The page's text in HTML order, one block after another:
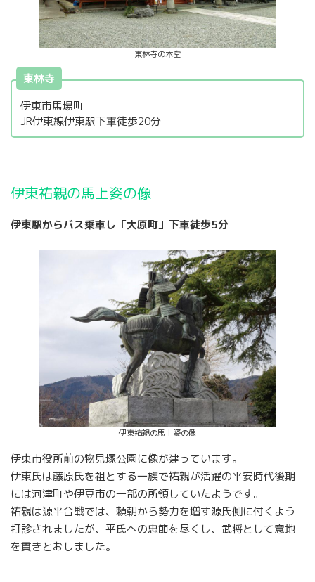
東林寺の本堂
東林寺
伊東市馬場町
JR伊東線伊東駅下車徒歩20分
伊東祐親の馬上姿の像
伊東駅からバス乗車し「大原町」下車徒歩5分
伊東祐親の馬上姿の像
伊東市役所前の物見塚公園に像が建っています。
伊東氏は藤原氏を祖とする一族で祐親が活躍の平安時代後期
には河津町や伊豆市の一部の所領していたようです。
祐親は源平合戦では、頼朝から勢力を増す源氏側に付くよう
打診されましたが、平氏への忠節を尽くし、武将として意地
を貫きとおしました。